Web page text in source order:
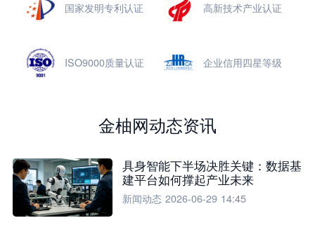
国家发明专利认证 高新技术产业认证
ISO9000质量认证 企业信用四星等级
金柚网动态资讯
具身智能下半场决胜关键：数据基
建平台如何撑起产业未来
新闻动态 2026-06-29 14:45